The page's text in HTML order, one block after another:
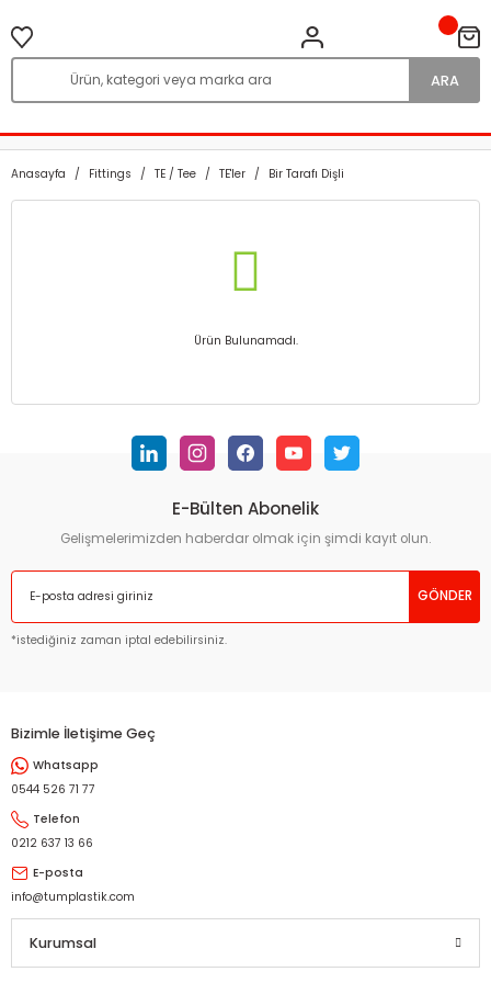
ARA
Anasayfa Fittings TE / Tee TE'ler Bir Tarafı Dişli
Ürün Bulunamadı.
E-Bülten Abonelik
Gelişmelerimizden haberdar olmak için şimdi kayıt olun.
GÖNDER
*istediğiniz zaman iptal edebilirsiniz.
Bizimle İletişime Geç
Whatsapp
0544 526 71 77
Telefon
0212 637 13 66
E-posta
info@tumplastik.com
Kurumsal